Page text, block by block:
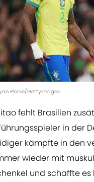
Pierse/GettyImages
fehlt Brasilien
in der
kämpfte in den
wieder mit
und schaffte